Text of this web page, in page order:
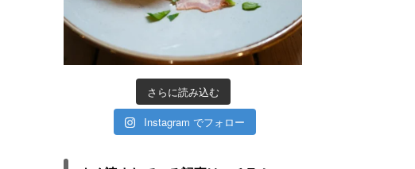
さらに読み込む
Instagram でフォロー